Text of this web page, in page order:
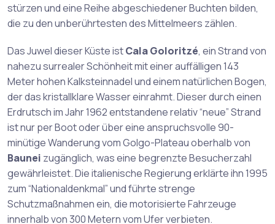
stürzen und eine Reihe abgeschiedener Buchten bilden,
die zu den unberührtesten des Mittelmeers zählen.
Das Juwel dieser Küste istCala Goloritzé, ein Strand von
nahezu surrealer Schönheit mit einer auffälligen 143
Meter hohen Kalksteinnadel und einem natürlichen Bogen,
der das kristallklare Wasser einrahmt. Dieser durch einen
Erdrutsch im Jahr 1962 entstandene relativ “neue” Strand
ist nur per Boot oder über eine anspruchsvolle 90-
minütige Wanderung vom Golgo-Plateau oberhalb von
Baunei zugänglich, was eine begrenzte Besucherzahl
gewährleistet. Die italienische Regierung erklärte ihn 1995
zum “Nationaldenkmal” und führte strenge
Schutzmaßnahmen ein, die motorisierte Fahrzeuge
innerhalb von 300 Metern vom Ufer verbieten.